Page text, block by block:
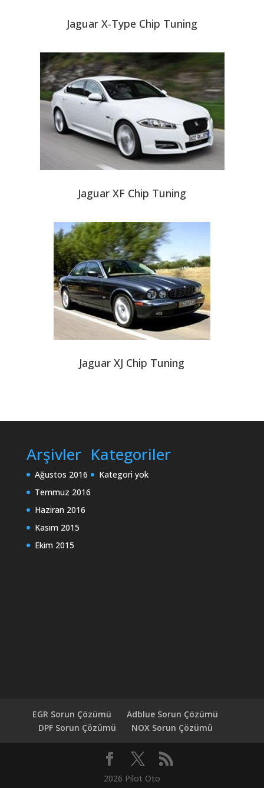
Jaguar X-Type Chip Tuning
Jaguar XF Chip Tuning
Jaguar XJ Chip Tuning
Arşivler
Ağustos 2016
Temmuz 2016
Haziran 2016
Kasım 2015
Ekim 2015
Kategoriler
Kategori yok
EGR Sorun Çözümü
Adblue Sorun Çözümü
DPF Sorun Çözümü
NOX Sorun Çözümü
2026 Pilot Oto